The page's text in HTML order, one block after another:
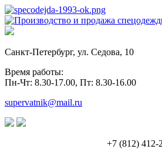
Санкт-Петербург, ул. Седова, 10
Время работы:
Пн-Чт: 8.30-17.00, Пт: 8.30-16.00
supervatnik@mail.ru
+7 (812) 412-